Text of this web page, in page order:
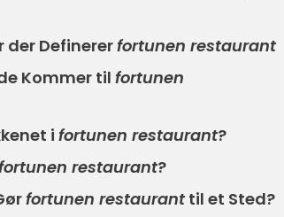
der Definererfortunen restaurant
Kommer til fortunen
i fortunen restaurant?
restaurant?
fortunen restauranttil et Sted?